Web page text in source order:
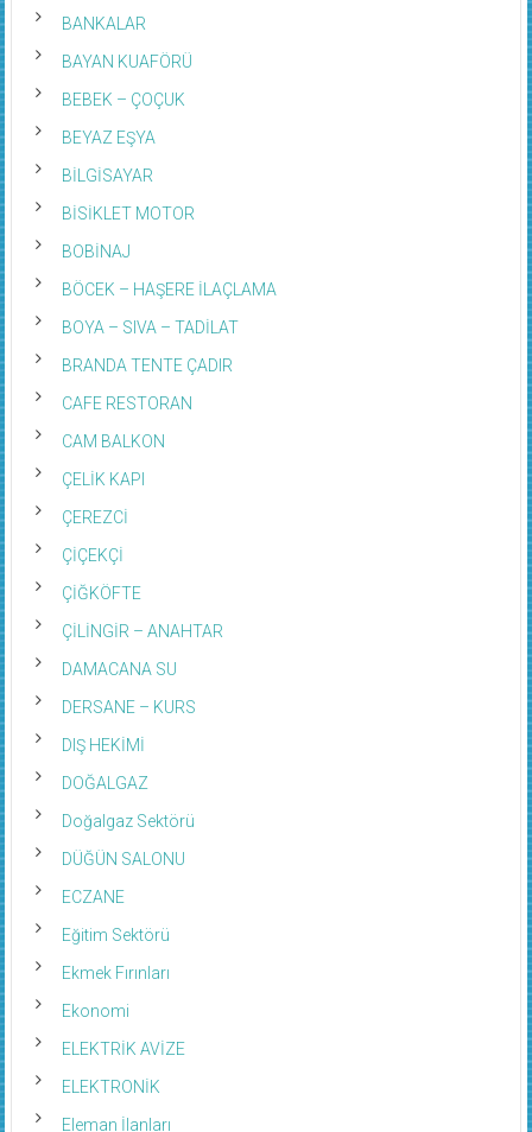
BANKALAR
BAYAN KUAFÖRÜ
BEBEK – ÇOÇUK
BEYAZ EŞYA
BİLGİSAYAR
BİSİKLET MOTOR
BOBİNAJ
BÖCEK – HAŞERE İLAÇLAMA
BOYA – SIVA – TADİLAT
BRANDA TENTE ÇADIR
CAFE RESTORAN
CAM BALKON
ÇELİK KAPI
ÇEREZCİ
ÇİÇEKÇİ
ÇİĞKÖFTE
ÇİLİNGİR – ANAHTAR
DAMACANA SU
DERSANE – KURS
DIŞ HEKİMİ
DOĞALGAZ
Doğalgaz Sektörü
DÜĞÜN SALONU
ECZANE
Eğitim Sektörü
Ekmek Fırınları
Ekonomi
ELEKTRİK AVİZE
ELEKTRONİK
Eleman İlanları